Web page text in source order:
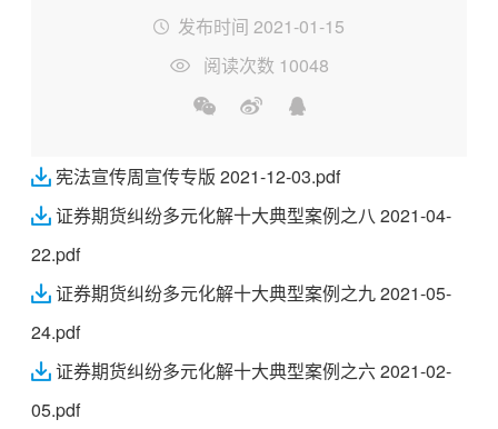
发布时间 2021-01-15
阅读次数 10048
宪法宣传周宣传专版 2021-12-03.pdf
证券期货纠纷多元化解十大典型案例之八 2021-04-
22.pdf
证券期货纠纷多元化解十大典型案例之九 2021-05-
24.pdf
证券期货纠纷多元化解十大典型案例之六 2021-02-
05.pdf